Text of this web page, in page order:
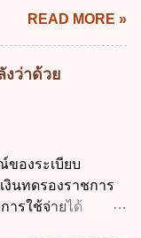
แหน่ง ม...
2.4 บุคคลที่เด็ก
อยู่รับใช้การงาน
ส่งเด็กเข้าเรียน
การเปิดเรียนภาค
านศึกษายังมิไ...
ราชกฤษฎีกา ง. กฎ
ามข้อ 1 กำหนด
ควบคุมข้อมูลส่วน
รศึกษา ค. กิจการ
าชบัญญัติคุ้มครอง
ใช้บังคับตั้งแต่วัน
ข. 27 พฤษภาคม
READ MORE »
งว่าด้วย
ของระเบียบ
งินทดรองราชการ
ารใช้จ่ายได้